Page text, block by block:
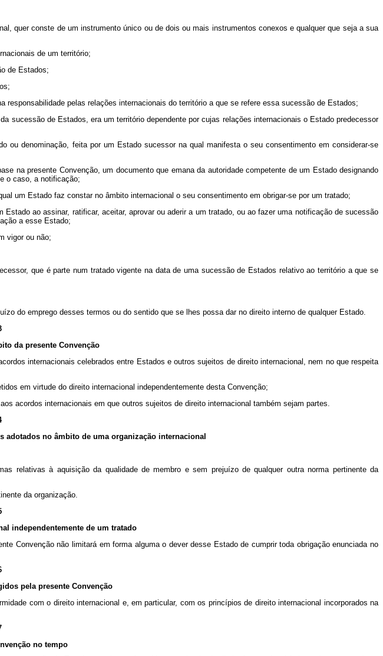
quer conste de um instrumento único ou de dois ou mais instrumentos conexos e qualquer que seja a sua
de um território;
de Estados;
pelas relações internacionais do território a que se refere essa sucessão de Estados;
sucessão de Estados, era um território dependente por cujas relações internacionais o Estado predecessor
denominação, feita por um Estado sucessor na qual manifesta o seu consentimento em considerar-se
na presente Convenção, um documento que emana da autoridade competente de um Estado designando
o caso, a notificação;
um Estado faz constar no âmbito internacional o seu consentimento em obrigar-se por um tratado;
ao assinar, ratificar, aceitar, aprovar ou aderir a um tratado, ou ao fazer uma notificação de sucessão
a esse Estado;
vigor ou não;
que é parte num tratado vigente na data de uma sucessão de Estados relativo ao território a que se
do emprego desses termos ou do sentido que se lhes possa dar no direito interno de qualquer Estado.
da presente Convenção
internacionais celebrados entre Estados e outros sujeitos de direito internacional, nem no que respeita
em virtude do direito internacional independentemente desta Convenção;
acordos internacionais em que outros sujeitos de direito internacional também sejam partes.
no âmbito de uma organização internacional
relativas à aquisição da qualidade de membro e sem prejuízo de qualquer outra norma pertinente da
da organização.
independentemente de um tratado
Convenção não limitará em forma alguma o dever desse Estado de cumprir toda obrigação enunciada no
pela presente Convenção
com o direito internacional e, em particular, com os princípios de direito internacional incorporados na
no tempo